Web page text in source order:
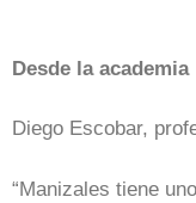
Desde la academia
Diego Escobar,
“Manizales tiene